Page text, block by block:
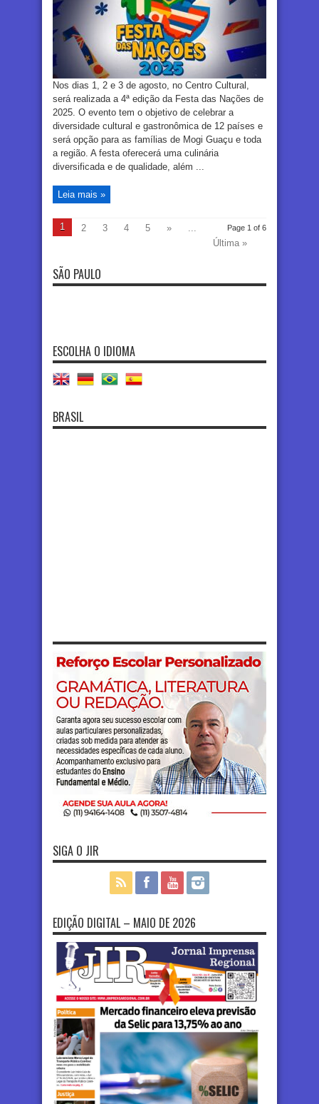
Nos dias 1, 2 e 3 de agosto, no Centro Cultural,
será realizada a 4ª edição da Festa das Nações de
2025. O evento tem o objetivo de celebrar a
diversidade cultural e gastronômica de 12 países e
será opção para as famílias de Mogi Guaçu e toda
a região. A festa oferecerá uma culinária
diversificada e de qualidade, além ...
Leia mais »
Page 1 of 6
1 2 3 4 5 »
...
Última »
SÃO PAULO
ESCOLHA O IDIOMA
BRASIL
SIGA O JIR
EDIÇÃO DIGITAL – MAIO DE 2026